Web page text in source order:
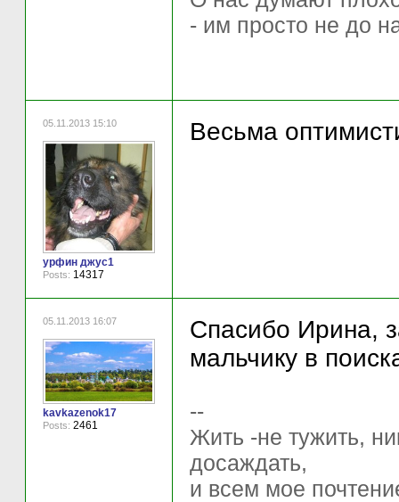
- им просто не до
05.11.2013 15:10
урфин джус1
Posts: 14317
Весьма
05.11.2013 16:07
kavkazenok17
Posts: 2461
Спасибо Ирина,
мальчику в
--
Жить -не тужить,
досаждать,
и всем мое